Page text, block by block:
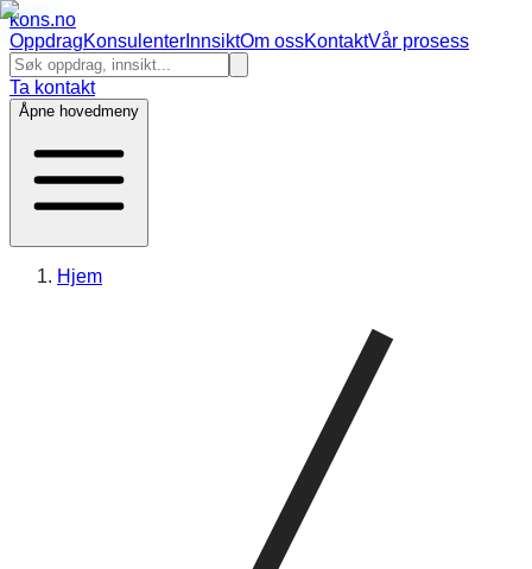
kons.no
OppdragKonsulenter InnsiktOm ossKontaktVår prosess
Ta kontakt
Åpne hovedmeny
Hjem